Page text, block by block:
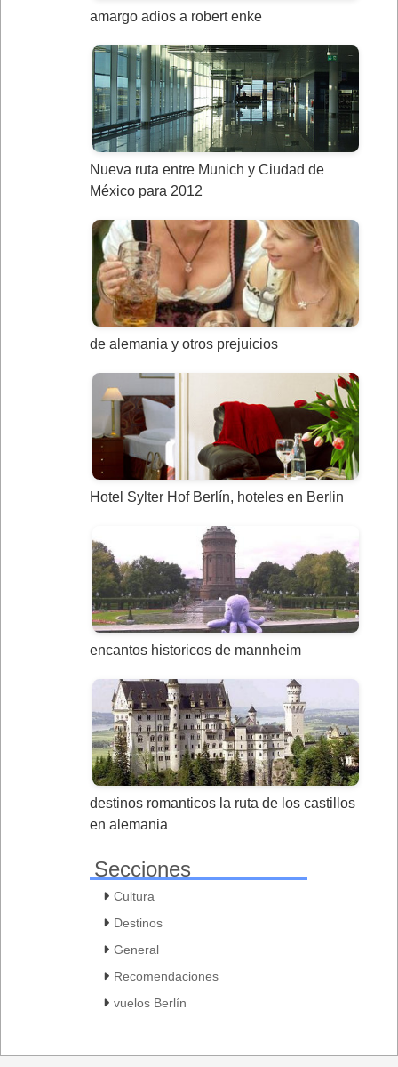
amargo adios a robert enke
Nueva ruta entre Munich y Ciudad de
México para 2012
de alemania y otros prejuicios
Hotel Sylter Hof Berlín, hoteles en Berlin
encantos historicos de mannheim
destinos romanticos la ruta de los castillos
en alemania
Secciones
Cultura
Destinos
General
Recomendaciones
vuelos Berlín